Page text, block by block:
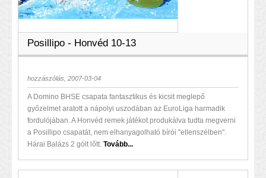
Posillipo - Honvéd 10-13
hozzászólás, 2007-03-04
A Domino BHSE csapata fantasztikus és kicsit meglepő
győzelmet aratott a nápolyi uszodában az EuroLiga harmadik
fordulójában. A Honvéd remek játékot produkálva tudta megverni
a Posillipo csapatát, nem elhanyagolható bírói "ellenszélben".
Hárai Balázs 2 gólt lőtt. Tovább...